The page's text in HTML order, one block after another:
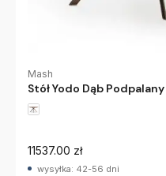
Mash
Stół Yodo Dąb Podpalany
11537.00 zł
wysyłka: 42-56 dni